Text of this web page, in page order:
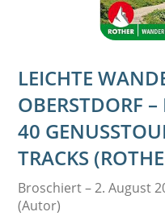
LEICHTE
OBERSTDORF
40
TRACKS
Broschiert – 2. August
(Autor)